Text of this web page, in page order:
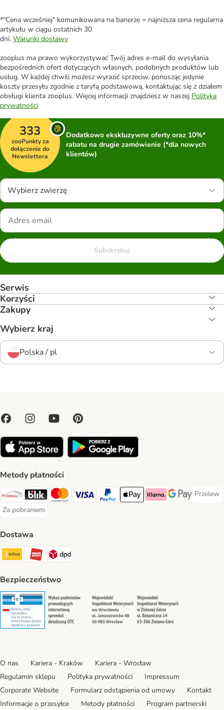
*"Cena wcześniej" komunikowana na banerze = najniższa cena regularna
artykułu w ciągu ostatnich 30
dni. Warunki dostawy
zooplus ma prawo wykorzystywać Twój adres e-mail do wysyłania
bezpośrednich ofert dotyczących własnych, podobnych produktów lub
usług. W każdej chwili możesz wyrazić sprzeciw, ponosząc jedynie
koszty przesyłu zgodnie z taryfą podstawową, kontaktując się z działem
obsługi klienta zooplus. Więcej informacji znajdziesz w naszej Polityka
prywatności
333
zooPunkty za
dołączenie do
Newslettera
Dodatkowo ekskluzywne oferty oraz 10%*
rabatu na drugie zamówienie (*dla nowych
klientów)
Wybierz zwierzę
Subskrybuj
Serwis
Korzyści
Zakupy
Wybierz kraj
Polska / pl
Metody płatności
Przelewy24 Payment Method
Blik Payment Method
MasterCard Payment Method
Visa Payment Method
PayPal Payment Method
Apple Pay Payment Method
Klarna Payment Method
Google Pay
Przelew
Przelew
Za pobraniem
Za pobraniem Payment Method
Dostawa
Paczkomat® Shipping Method
ORLEN Paczka Shipping Method
DPD Shipping Method
Bezpieczeństwo
Security Security Security
O nas Kariera - Kraków
Kariera - Wrocław
Regulamin sklepu
Polityka prywatności
Impressum
Corporate Website
Formularz odstąpienia od umowy
Kontakt
Informacje o przesyłce
Metody płatności Program partnerski